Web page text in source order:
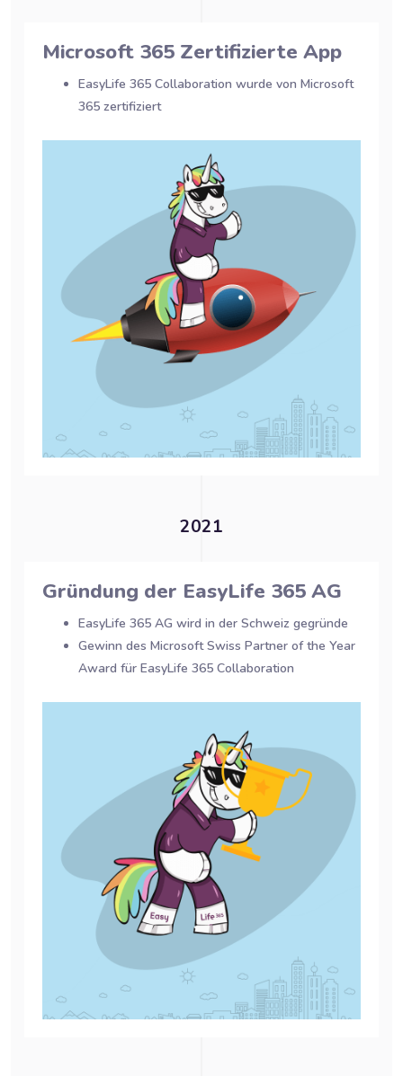
Microsoft 365 Zertifizierte App
EasyLife 365 Collaboration wurde von Microsoft
365 zertifiziert
2021
Gründung der EasyLife 365 AG
EasyLife 365 AG wird in der Schweiz gegründe
Gewinn des Microsoft Swiss Partner of the Year
Award für EasyLife 365 Collaboration